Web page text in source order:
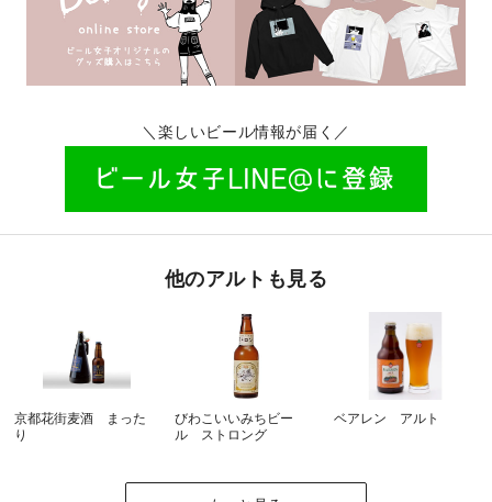
＼楽しいビール情報が届く／
他のアルトも見る
京都花街麦酒 まった
り
びわこいいみちビー
ル ストロング
ベアレン アルト